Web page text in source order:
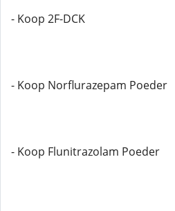
- Koop 2F-DCK
- Koop Norflurazepam Poeder
- Koop Flunitrazolam Poeder